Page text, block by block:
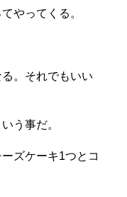
やってくる。
。それでもいい
う事だ。
ズケーキ1つとコ